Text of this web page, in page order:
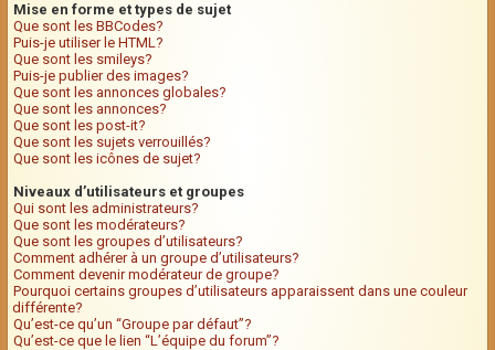
Mise en forme et types de sujet
Que sont les BBCodes?
Puis-je utiliser le HTML?
Que sont les smileys?
Puis-je publier des images?
Que sont les annonces globales?
Que sont les annonces?
Que sont les post-it?
Que sont les sujets verrouillés?
Que sont les icônes de sujet?
Niveaux d’utilisateurs et groupes
Qui sont les administrateurs?
Que sont les modérateurs?
Que sont les groupes d’utilisateurs?
Comment adhérer à un groupe d’utilisateurs?
Comment devenir modérateur de groupe?
Pourquoi certains groupes d’utilisateurs apparaissent dans une couleur
différente?
Qu’est-ce qu’un “Groupe par défaut”?
Qu’est-ce que le lien “L’équipe du forum”?